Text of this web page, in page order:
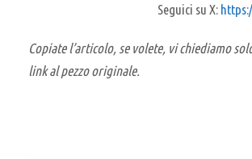
Seguici su X:
Copiate l’articolo, se volete, vi chiediamo
link al pezzo originale.